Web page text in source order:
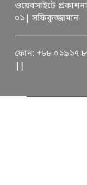
ওয়েবসাইটে
০১| সফিকুজ্জামান
ফোন: +৮৮ ০১৯১৭